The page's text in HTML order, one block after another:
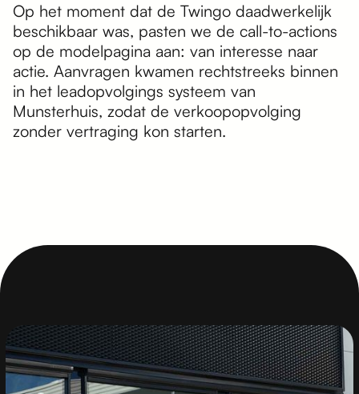
Op het moment dat de Twingo daadwerkelijk
beschikbaar was, pasten we de call-to-actions
op de modelpagina aan: van interesse naar
actie. Aanvragen kwamen rechtstreeks binnen
in het leadopvolgings systeem van
Munsterhuis, zodat de verkoopopvolging
zonder vertraging kon starten.